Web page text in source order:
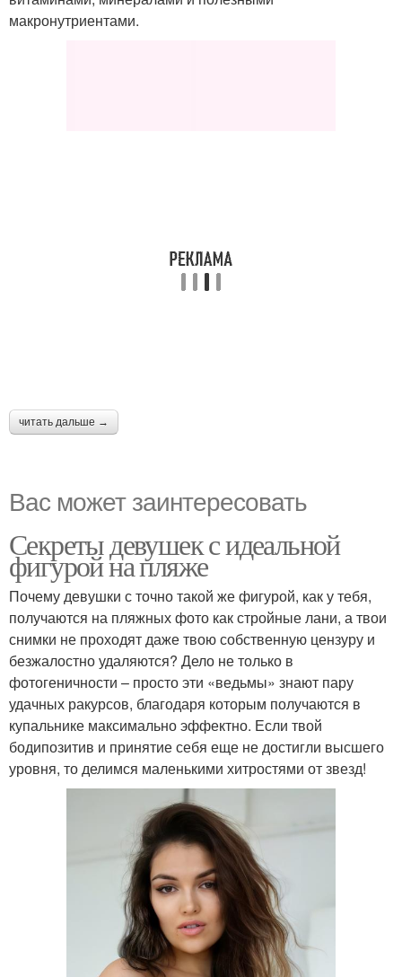
макронутриентами.
читать дальше →
Вас может заинтересовать
Секреты девушек с идеальной
фигурой на пляже
Почему девушки с точно такой же фигурой, как у тебя,
получаются на пляжных фото как стройные лани, а твои
снимки не проходят даже твою собственную цензуру и
безжалостно удаляются? Дело не только в
фотогеничности – просто эти «ведьмы» знают пару
удачных ракурсов, благодаря которым получаются в
купальнике максимально эффектно. Если твой
бодипозитив и принятие себя еще не достигли высшего
уровня, то делимся маленькими хитростями от звезд!